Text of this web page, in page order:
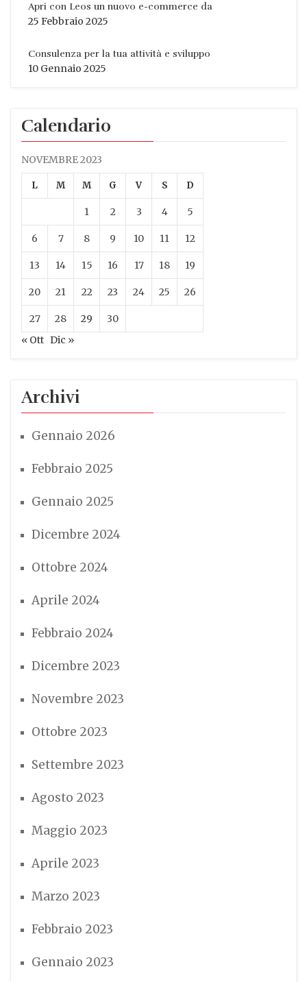
Apri con Leos un nuovo e-commerce da
25 Febbraio 2025
Consulenza per la tua attività e sviluppo
10 Gennaio 2025
Calendario
NOVEMBRE 2023
L M M G V S D
1 2 3 4 5
6 7 8 9 10 11 12
13 14 15 16 17 18 19
20 21 22 23 24 25 26
27 28 29
30
« Ott Dic »
Archivi
Gennaio 2026
Febbraio 2025
Gennaio 2025
Dicembre 2024
Ottobre 2024
Aprile 2024
Febbraio 2024
Dicembre 2023
Novembre 2023
Ottobre 2023
Settembre 2023
Agosto 2023
Maggio 2023
Aprile 2023
Marzo 2023
Febbraio 2023
Gennaio 2023